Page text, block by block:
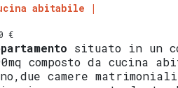
abitabile
€
situato in un
composto da cucina
camere